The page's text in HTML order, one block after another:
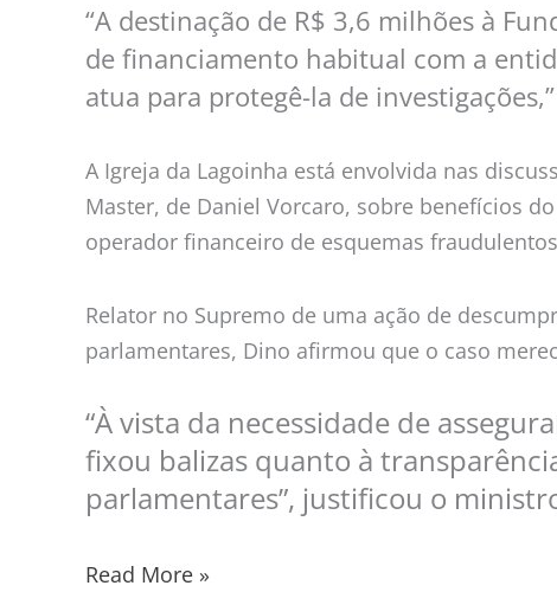
“A destinação de R$ 3,6 milhões à
de financiamento habitual com a
atua para protegê-la de
A Igreja da Lagoinha está envolvida nas
Master, de Daniel Vorcaro, sobre benefícios
operador financeiro de esquemas
Relator no Supremo de uma ação de
parlamentares, Dino afirmou que o caso
“À vista da necessidade de
fixou balizas quanto à
parlamentares”, justificou o
Read More »